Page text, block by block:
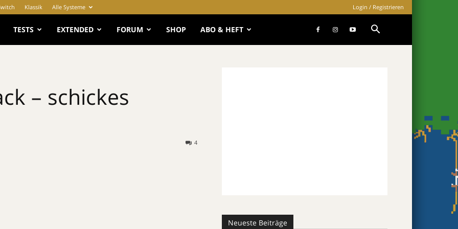
Klassik Alle Systeme Login / Registrieren
TESTS EXTENDED FORUM SHOP ABO & HEFT
– schickes
4
Neueste Beiträge